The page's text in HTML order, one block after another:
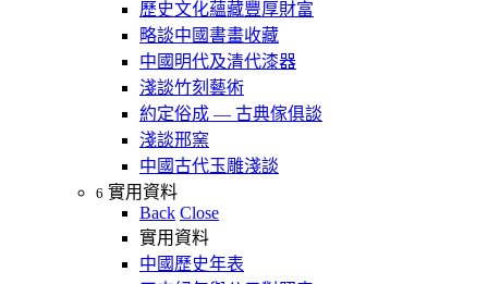
歷史文化蘊藏豐厚財富
略談中國書畫收藏
中國明代及清代漆器
淺談竹刻藝術
約定俗成 — 古典傢俱談
淺談邢窯
中國古代玉雕淺談
6 實用資料
Back Close
實用資料
中國歷史年表